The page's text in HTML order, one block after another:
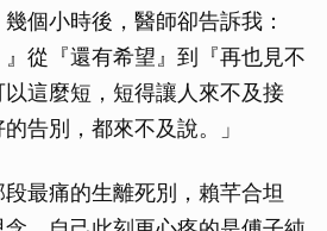
個小時後，醫師卻告訴我：
』從『還有希望』到『再也見不
這麼短，短得讓人來不及接
告別，都來不及說。」
最痛的生離死別，賴芊合坦